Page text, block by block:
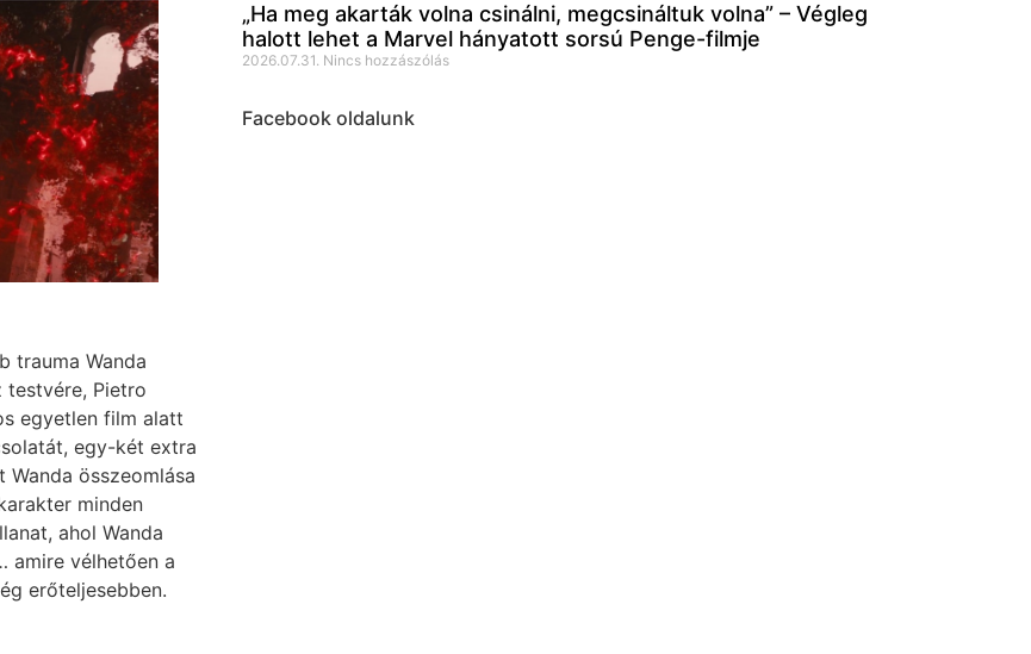
trauma Wanda
testvére, Pietro
egyetlen film alatt
egy-két extra
összeomlása
minden
ahol Wanda
amire vélhetően a
erőteljesebben.
„Ha meg akarták volna csinálni, megcsináltuk volna” – Végleg
halott lehet a Marvel hányatott sorsú Penge-filmje
2026.07.31. Nincs hozzászólás
Facebook oldalunk